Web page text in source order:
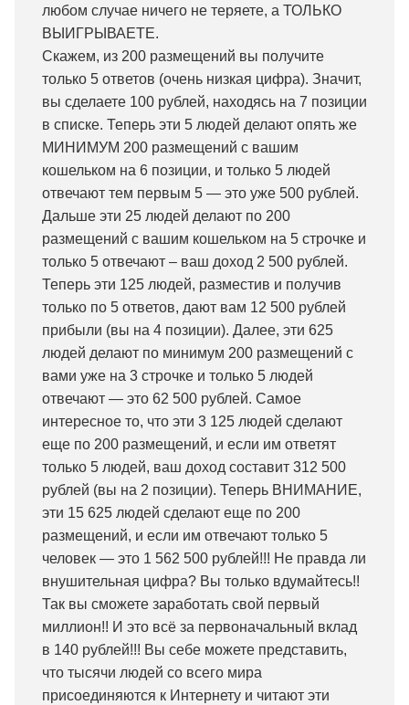
любом случае ничего не теряете, а ТОЛЬКО
ВЫИГРЫВАЕТЕ.
Скажем, из 200 размещений вы получите
только 5 ответов (очень низкая цифра). Значит,
вы сделаете 100 рублей, находясь на 7 позиции
в списке. Теперь эти 5 людей делают опять же
МИНИМУМ 200 размещений с вашим
кошельком на 6 позиции, и только 5 людей
отвечают тем первым 5 — это уже 500 рублей.
Дальше эти 25 людей делают по 200
размещений с вашим кошельком на 5 строчке и
только 5 отвечают – ваш доход 2 500 рублей.
Теперь эти 125 людей, разместив и получив
только по 5 ответов, дают вам 12 500 рублей
прибыли (вы на 4 позиции). Далее, эти 625
людей делают по минимум 200 размещений с
вами уже на 3 строчке и только 5 людей
отвечают — это 62 500 рублей. Самое
интересное то, что эти 3 125 людей сделают
еще по 200 размещений, и если им ответят
только 5 людей, ваш доход составит 312 500
рублей (вы на 2 позиции). Теперь ВНИМАНИЕ,
эти 15 625 людей сделают еще по 200
размещений, и если им отвечают только 5
человек — это 1 562 500 рублей!!! Не правда ли
внушительная цифра? Вы только вдумайтесь!!
Так вы сможете заработать свой первый
миллион!! И это всё за первоначальный вклад
в 140 рублей!!! Вы себе можете представить,
что тысячи людей со всего мира
присоединяются к Интернету и читают эти